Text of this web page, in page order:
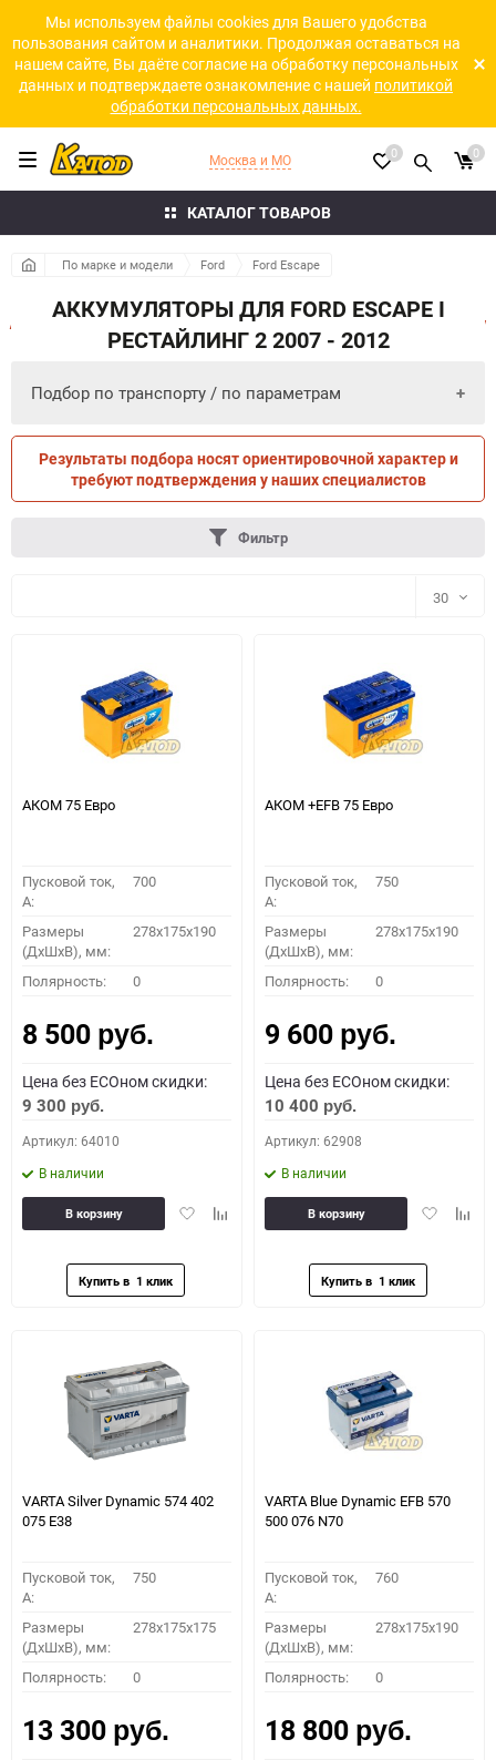
Мы используем файлы cookies для Вашего удобства
пользования сайтом и аналитики. Продолжая оставаться на
нашем сайте, Вы даёте согласие на обработку персональных
данных и подтверждаете ознакомление с нашей политикой
обработки персональных данных.
КАТАЛОГ ТОВАРОВ
Москва и МО 0 0
По марке и модели Ford Ford Escape
АККУМУЛЯТОРЫ ДЛЯ FORD ESCAPE I
РЕСТАЙЛИНГ 2 2007 - 2012
Подбор по транспорту / по параметрам
ПО ТРАНСПОРТУ ПО ПАРАМЕТРАМ
ПОДОБРАТЬ
Как определить полярность?
0 - обратная 1 - прямая 3 - обратная 4 - прямая
Результаты подбора носят ориентировочной характер и
требуют подтверждения у наших специалистов
Фильтр
30
60
90
АКОМ 75 Евро
Пусковой ток,
A:
700
Размеры
(ДхШхВ), мм:
278x175x190
Полярность: 0
8 500 руб.
Цена без ECOном скидки:
9 300 руб.
Артикул: 64010
В наличии
ДобавитьДобавить
В корзину
АКОМ +EFB 75 Евро
Пусковой ток,
A:
750
Размеры
(ДхШхВ), мм:
278x175x190
Полярность: 0
9 600 руб.
Цена без ECOном скидки:
10 400 руб.
Артикул: 62908
В наличии
Добавить
В корзину
VARTA Silver Dynamic 574 402
075 E38
Пусковой ток,
A:
750
Размеры
(ДхШхВ), мм:
278x175x175
Полярность: 0
13 300 руб.
VARTA Blue Dynamic EFB 570
500 076 N70
Пусковой ток,
A:
760
Размеры
(ДхШхВ), мм:
278x175x190
Полярность: 0
18 800 руб.